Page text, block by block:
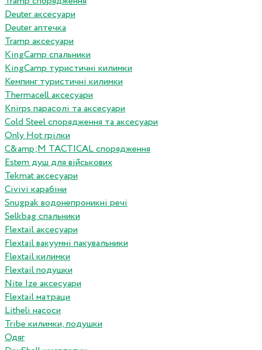
Deuter аксесуари
Deuter аптечка
Tramp аксесуари
KingCamp спальники
KingCamp туристичні килимки
Кемпинг туристичні килимки
Thermacell аксесуари
Knirps парасолі та аксесуари
Cold Steel спорядження та аксесуари
Only Hot грілки
C&amp;M TACTICAL спорядження
Estem душ для військових
Tekmat аксесуари
Сivivi карабіни
Snugpak водонепроникні речі
Selkbag спальники
Flextail аксесуари
Flextail вакуумні пакувальники
Flextail килимки
Flextail подушки
Nite Ize аксесуари
Flextail матраци
Litheli насоси
Tribe килимки, подушки
Одяг